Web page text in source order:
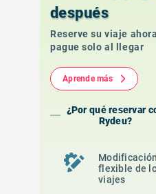
después
Reserve su viaje
pague solo al llegar
Aprende más
¿Por qué reservar
Rydeu?
Modificación
flexible de
viajes